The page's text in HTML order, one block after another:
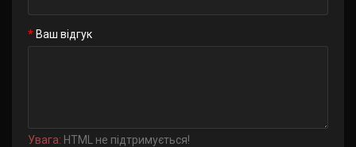
Ваш відгук
Увага: HTML не підтримується!